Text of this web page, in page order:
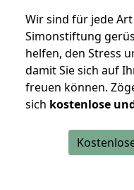
Wir sind für jede
Simonstiftung
helfen, den Stress
damit Sie sich auf
freuen können.
sich kostenlose